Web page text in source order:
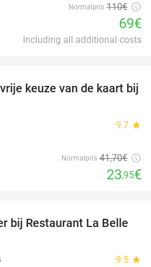
Normalpris 110€
69€
Including all additional costs
43%
keuze van de kaart bij
9.7 star
Normalpris 41,70€
23,95€
47%
bij Restaurant La Belle
9.5 star